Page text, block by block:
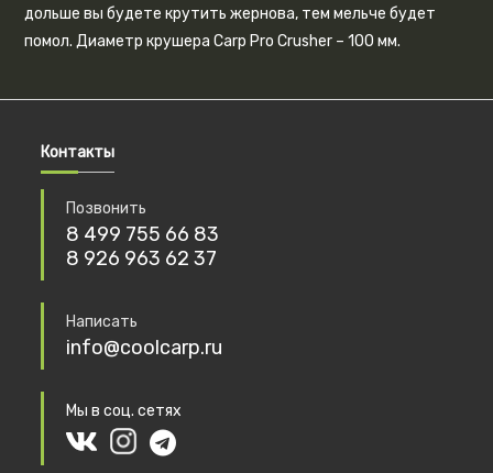
дольше вы будете крутить жернова, тем мельче будет
помол. Диаметр крушера Carp Pro Crusher – 100 мм.
Контакты
Позвонить
8 499 755 66 83
8 926 963 62 37
Написать
info@coolcarp.ru
Мы в соц. сетях